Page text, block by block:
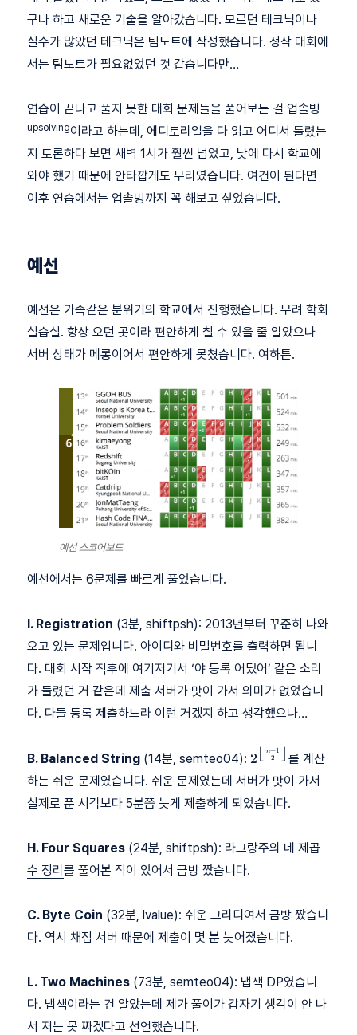
구나 하고 새로운 기술을 알아갔습니다. 모르던 테크닉이나
실수가 많았던 테크닉은 팀노트에 작성했습니다. 정작 대회에
서는 팀노트가 필요없었던 것 같습니다만…
연습이 끝나고 풀지 못한 대회 문제들을 풀어보는 걸 업솔빙
upsolving이라고 하는데, 에디토리얼을 다 읽고 어디서 틀렸는
지 토론하다 보면 새벽 1시가 훨씬 넘었고, 낮에 다시 학교에
와야 했기 때문에 안타깝게도 무리였습니다. 여건이 된다면
이후 연습에서는 업솔빙까지 꼭 해보고 싶었습니다.
예선
예선은 가족같은 분위기의 학교에서 진행했습니다. 무려 학회
실습실. 항상 오던 곳이라 편안하게 칠 수 있을 줄 알았으나
서버 상태가 메롱이어서 편안하게 못쳤습니다. 여하튼.
예선 스코어보드
예선에서는 6문제를 빠르게 풀었습니다.
I. Registration (3분, shiftpsh): 2013년부터 꾸준히 나와
오고 있는 문제입니다. 아이디와 비밀번호를 출력하면 됩니
다. 대회 시작 직후에 여기저기서 ‘야 등록 어딨어’ 같은 소리
가 들렸던 거 같은데 제출 서버가 맛이 가서 의미가 없었습니
다. 다들 등록 제출하느라 이런 거겠지 하고 생각했으나…
B. Balanced String (14분, semteo04): 2 2
n+1
를 계산
하는 쉬운 문제였습니다. 쉬운 문제였는데 서버가 맛이 가서
실제로 푼 시각보다 5분쯤 늦게 제출하게 되었습니다.
H. Four Squares (24분, shiftpsh): 라그랑주의 네 제곱
수 정리를 풀어본 적이 있어서 금방 짰습니다.
C. Byte Coin (32분, lvalue): 쉬운 그리디여서 금방 짰습니
다. 역시 채점 서버 때문에 제출이 몇 분 늦어졌습니다.
L. Two Machines (73분, semteo04): 냅색 DP였습니
다. 냅색이라는 건 알았는데 제가 풀이가 갑자기 생각이 안 나
서 저는 못 짜겠다고 선언했습니다.